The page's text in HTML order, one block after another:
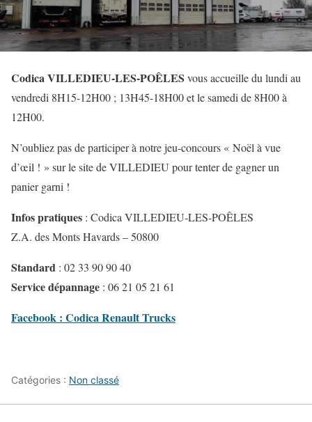
Codica VILLEDIEU-LES-POÊLES vous accueille du lundi au
vendredi 8H15-12H00 ; 13H45-18H00 et le samedi de 8H00 à
12H00.
N’oubliez pas de participer à notre jeu-concours « Noël à vue
d’œil ! » sur le site de VILLEDIEU pour tenter de gagner un
panier garni !
Infos pratiques : Codica VILLEDIEU-LES-POÊLES
Z.A. des Monts Havards – 50800
Standard : 02 33 90 90 40
Service dépannage : 06 21 05 21 61
Facebook : Codica Renault Trucks
Catégories : Non classé